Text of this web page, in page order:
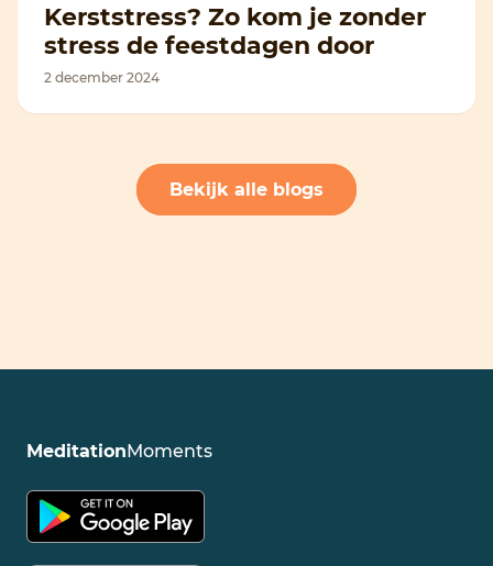
Kerststress? Zo kom je zonder
stress de feestdagen door
2 december 2024
Bekijk alle blogs
MeditationMoments